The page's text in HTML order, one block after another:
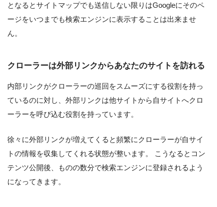
となるとサイトマップでも送信しない限りはGoogleにそのペ
ージをいつまでも検索エンジンに表示することは出来ませ
ん。
クローラーは外部リンクからあなたのサイトを訪れる
内部リンクがクローラーの巡回をスムーズにする役割を持っ
ているのに対し、外部リンクは他サイトから自サイトへクロ
ーラーを呼び込む役割を持っています。
徐々に外部リンクが増えてくると頻繁にクローラーが自サイ
トの情報を収集してくれる状態が整います。 こうなるとコン
テンツ公開後、ものの数分で検索エンジンに登録されるよう
になってきます。